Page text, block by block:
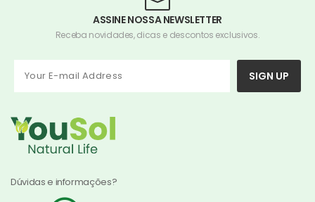
ASSINE NOSSA NEWSLETTER
Receba novidades, dicas e descontos exclusivos.
SIGN UP
Dúvidas e informações?